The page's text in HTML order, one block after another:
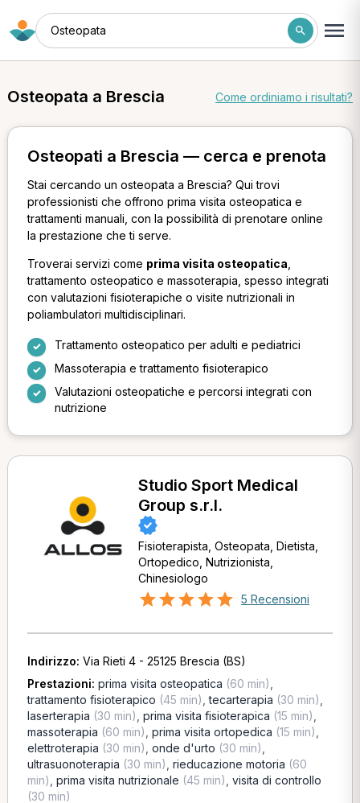
Osteopata
Osteopata a Brescia Come ordiniamo i risultati?
Osteopati a Brescia — cerca e prenota
Stai cercando un osteopata a Brescia? Qui trovi
professionisti che offrono prima visita osteopatica e
trattamenti manuali, con la possibilità di prenotare online
la prestazione che ti serve.
Troverai servizi come prima visita osteopatica
trattamento osteopatico e massoterapia, spesso integrati
con valutazioni fisioterapiche o visite nutrizionali in
poliambulatori multidisciplinari.
Trattamento osteopatico per adulti e pediatrici
Massoterapia e trattamento fisioterapico
Valutazioni osteopatiche e percorsi integrati con
nutrizione
Studio Sport Medical
Group s.r.l.
Fisioterapista, Osteopata, Dietista,
Ortopedico, Nutrizionista,
Chinesiologo
5 Recensioni
Indirizzo: Via Rieti 4 - 25125 Brescia (BS)
Prestazioni: prima visita osteopatica (60 min)
trattamento fisioterapico (45 min) ,tecarterapia (30 min)
laserterapia (30 min) prima visita fisioterapica (15 min)
massoterapia (60 min) prima visita ortopedica (15 min)
elettroterapia (30 min) onde d'urto (30 min)
ultrasuonoterapia (30 min) rieducazione motoria (60
min) prima visita nutrizionale (45 min) visita di controllo
(30 min)